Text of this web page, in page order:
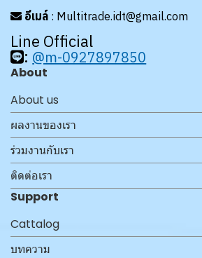
อีเมล์ : Multitrade.idt@gmail.com
Line Official
: @m-0927897850
About
About us
ผลงานของเรา
ร่วมงานกับเรา
ติดต่อเรา
Support
Cattalog
บทความ